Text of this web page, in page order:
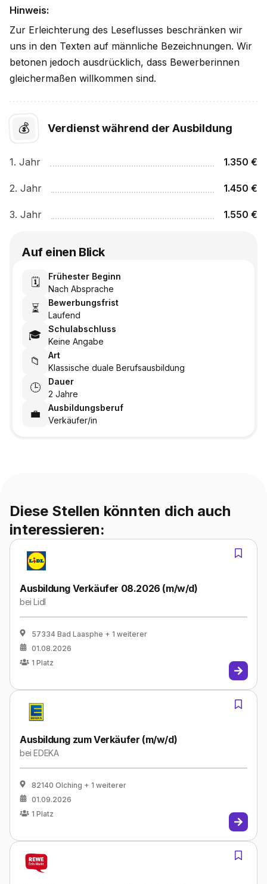
Hinweis:
Zur Erleichterung des Leseflusses beschränken wir
uns in den Texten auf männliche Bezeichnungen. Wir
betonen jedoch ausdrücklich, dass Bewerberinnen
gleichermaßen willkommen sind.
💰 Verdienst während der Ausbildung
1. Jahr 1.350 €
2. Jahr 1.450 €
3. Jahr 1.550 €
Auf einen Blick
🗓️
Frühester Beginn
Nach Absprache
⏳
Bewerbungsfrist
Laufend
🎓
Schulabschluss
Keine Angabe
📁
Art
Klassische duale Berufsausbildung
🕒
Dauer
2 Jahre
💼
Ausbildungsberuf
Verkäufer/in
Diese Stellen könnten dich auch
interessieren:
Ausbildung Verkäufer 08.2026 (m/w/d)
beiLidl
57334 Bad Laasphe + 1 weiterer
01.08.2026
1 Platz
Ausbildung zum Verkäufer (m/w/d)
beiEDEKA
82140 Olching + 1 weiterer
01.09.2026
1 Platz